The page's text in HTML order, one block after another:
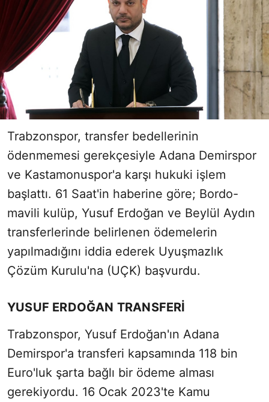
Trabzonspor, transfer bedellerinin
ödenmemesi gerekçesiyle Adana Demirspor
ve Kastamonuspor'a karşı hukuki işlem
başlattı. 61 Saat'in haberine göre; Bordo-
mavili kulüp, Yusuf Erdoğan ve Beylül Aydın
transferlerinde belirlenen ödemelerin
yapılmadığını iddia ederek Uyuşmazlık
Çözüm Kurulu'na (UÇK) başvurdu.
YUSUF ERDOĞAN TRANSFERİ
Trabzonspor, Yusuf Erdoğan'ın Adana
Demirspor'a transferi kapsamında 118 bin
Euro'luk şarta bağlı bir ödeme alması
gerekiyordu. 16 Ocak 2023'te Kamu